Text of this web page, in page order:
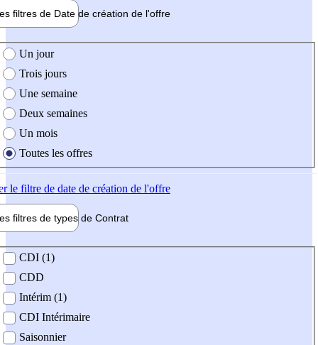
filtres de Date de création de l'offre
création de l'offre
Un jour
Trois jours
Une semaine
Deux semaines
Un mois
Toutes les offres
le filtre de date de création de l'offre
filtres de types de Contrat
contrat
CDI (1)
CDD
Intérim (1)
CDI Intérimaire
Saisonnier